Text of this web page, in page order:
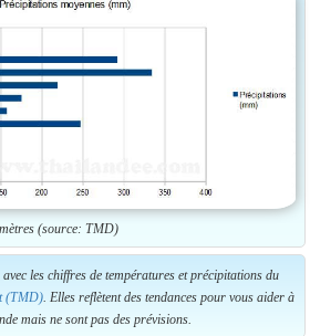
(source: TMD)
les chiffres de températures et précipitations du
(TMD). Elles reflètent des tendances pour vous aider à
mais ne sont pas des prévisions.